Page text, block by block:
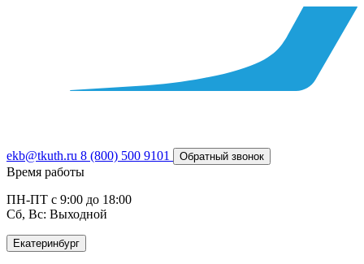
ekb@tkuth.ru 8 (800) 500 9101 Обратный звонок
Время работы
ПН-ПТ с 9:00 до 18:00
Сб, Вс: Выходной
Екатеринбург